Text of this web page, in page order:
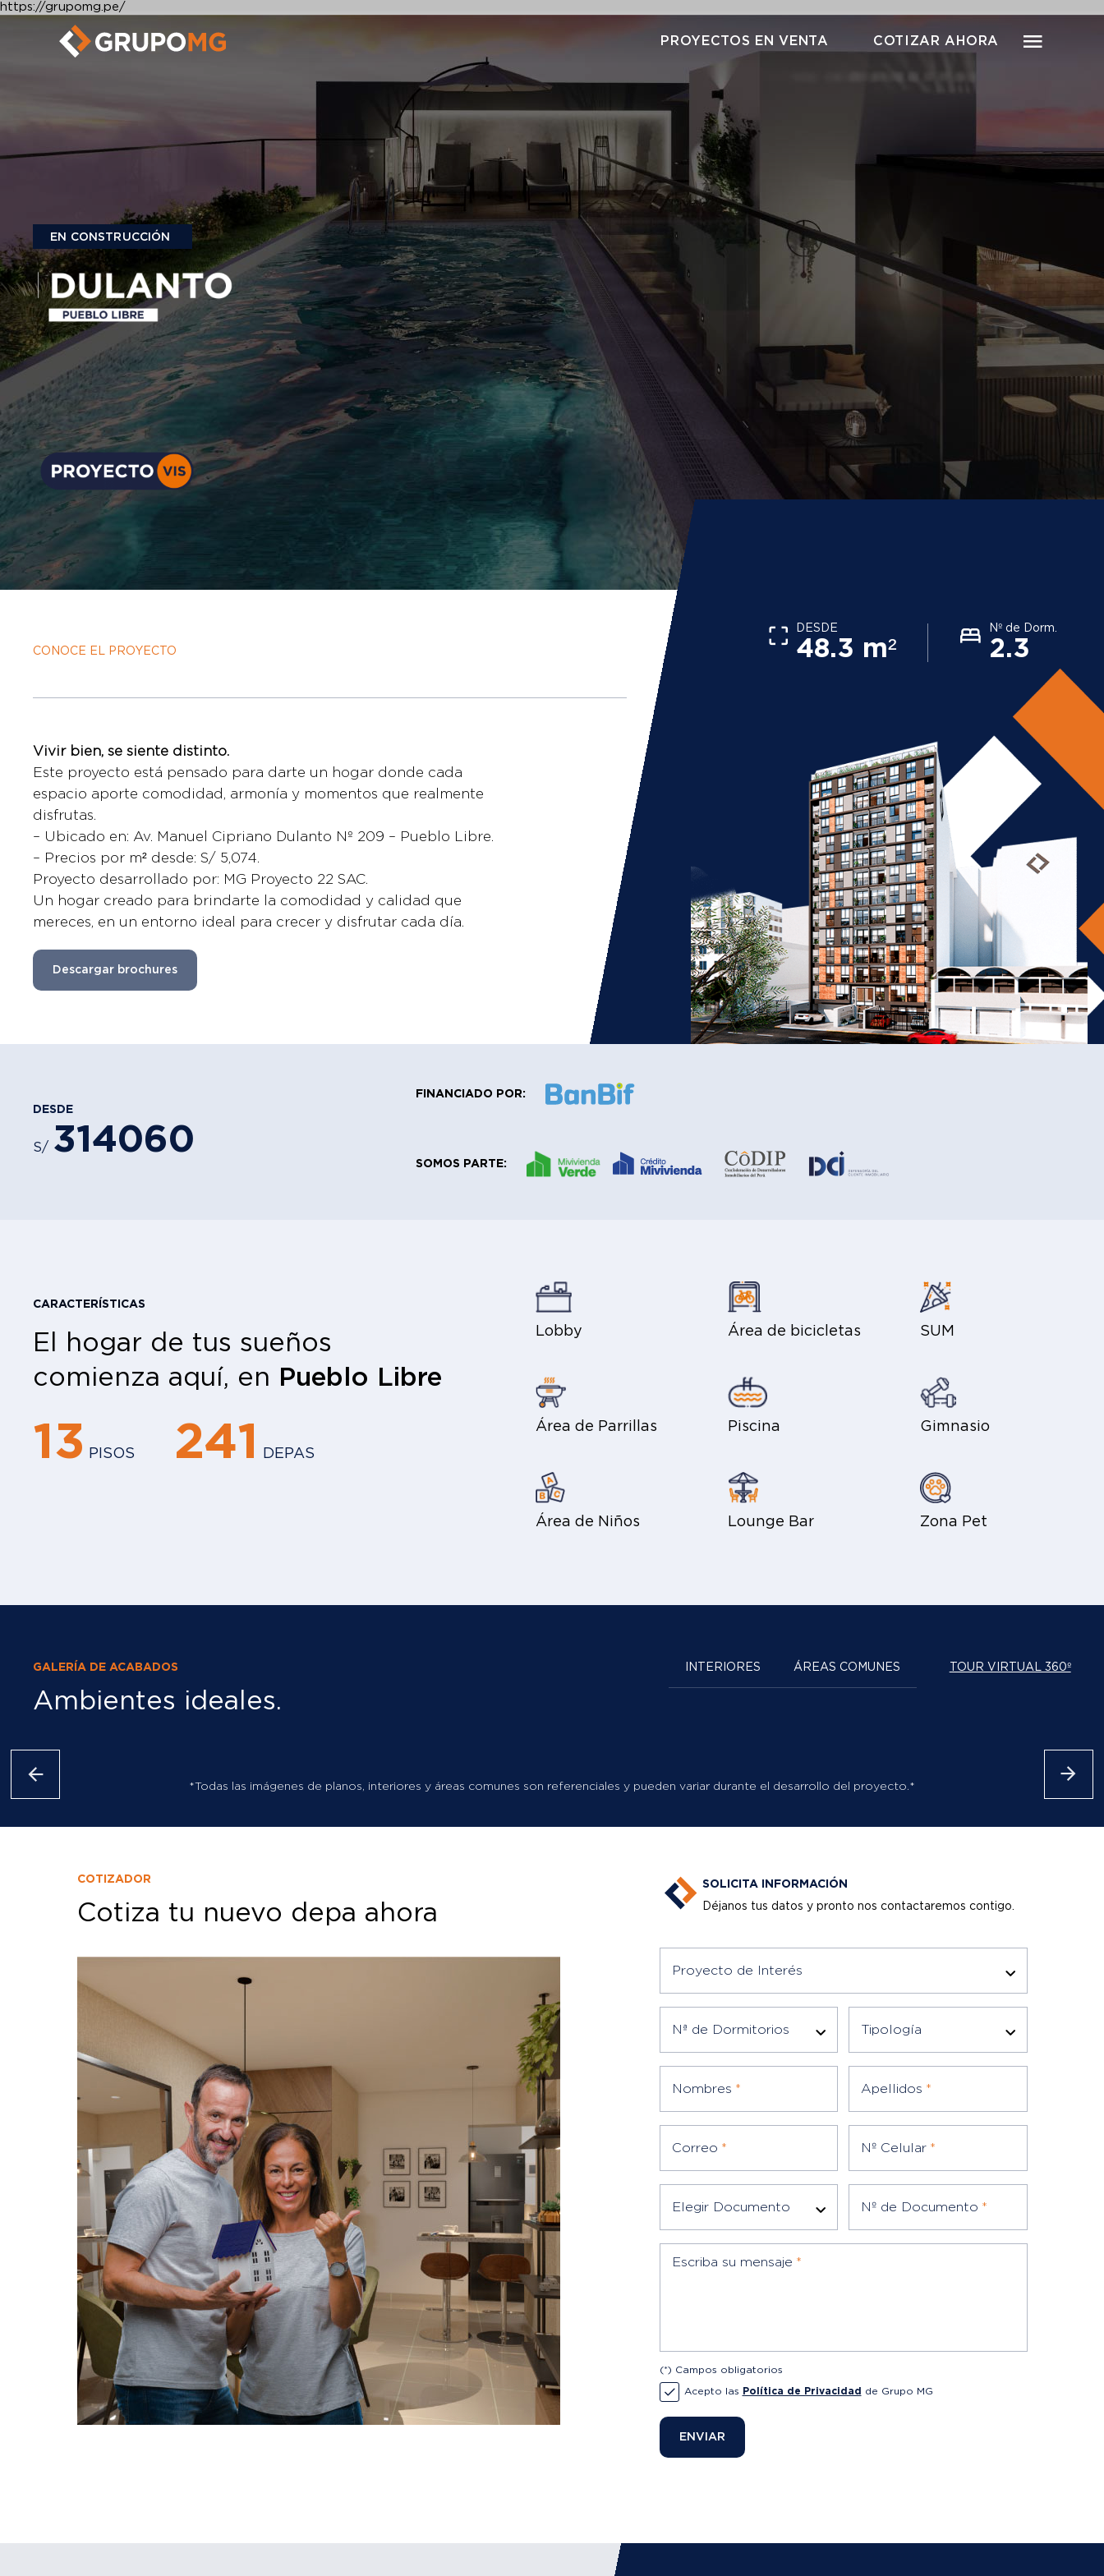
https://grupomg.pe/
PROYECTOS EN VENTA COTIZAR AHORA
EN CONSTRUCCIÓN
CONOCE EL PROYECTO
Vivir bien, se siente distinto.
Este proyecto está pensado para darte un hogar donde cada
espacio aporte comodidad, armonía y momentos que realmente
disfrutas.
– Ubicado en: Av. Manuel Cipriano Dulanto Nº 209 – Pueblo Libre.
– Precios por m² desde: S/ 5,074.
Proyecto desarrollado por: MG Proyecto 22 SAC.
Un hogar creado para brindarte la comodidad y calidad que
mereces, en un entorno ideal para crecer y disfrutar cada día.
Descargar brochures
DESDE
48.3 m²
Nº de Dorm.
2.3
DESDE
S/ 314060
FINANCIADO POR:
SOMOS PARTE:
CARACTERÍSTICAS
El hogar de tus sueños
comienza aquí, en Pueblo Libre
13 PISOS 241 DEPAS
Lobby Área de bicicletas SUM
Área de Parrillas Piscina Gimnasio
Área de Niños Lounge Bar Zona Pet
GALERÍA DE ACABADOS
Ambientes ideales.
INTERIORES ÁREAS COMUNES TOUR VIRTUAL 360º
*Todas las imágenes de planos, interiores y áreas comunes son referenciales y pueden variar durante el desarrollo del proyecto.*
COTIZADOR
Cotiza tu nuevo depa ahora
SOLICITA INFORMACIÓN
Déjanos tus datos y pronto nos contactaremos contigo.
Proyecto de Interés
Nª de Dormitorios Tipología
Nombres * Apellidos *
Correo * Nº Celular *
Elegir Documento Nº de Documento *
Escriba su mensaje *
(*) Campos obligatorios
Acepto las Política de Privacidad de Grupo MG
ENVIAR